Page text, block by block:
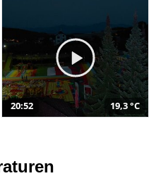
20:52 19,3 °C